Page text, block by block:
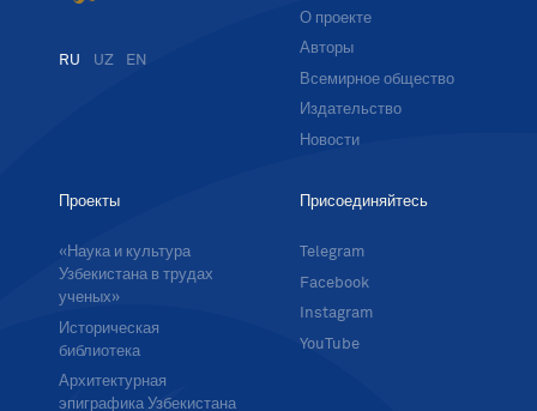
RU UZ EN
О проекте
Авторы
Всемирное общество
Издательство
Новости
Проекты
«Наука и культура
Узбекистана в трудах
ученых»
Историческая
библиотека
Архитектурная
эпиграфика Узбекистана
Присоединяйтесь
Telegram
Facebook
Instagram
YouTube